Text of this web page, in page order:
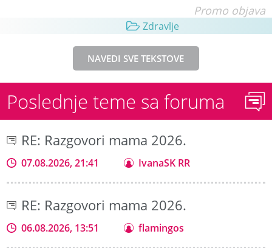
Promo objava
Zdravlje
NAVEDI SVE TEKSTOVE
Poslednje teme sa foruma
RE: Razgovori mama 2026.
07.08.2026, 21:41 IvanaSK RR
RE: Razgovori mama 2026.
06.08.2026, 13:51 flamingos